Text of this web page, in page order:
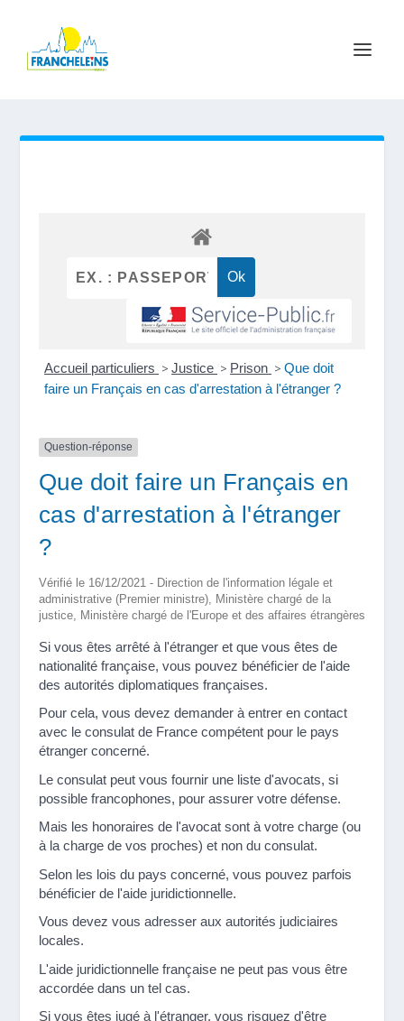
Accueil particuliers > Justice > Prison > Que doit
faire un Français en cas d'arrestation à l'étranger ?
Question-réponse
Que doit faire un Français en
cas d'arrestation à l'étranger
?
Vérifié le 16/12/2021 - Direction de l'information légale et
administrative (Premier ministre), Ministère chargé de la
justice, Ministère chargé de l'Europe et des affaires étrangères
Si vous êtes arrêté à l'étranger et que vous êtes de
nationalité française, vous pouvez bénéficier de l'aide
des autorités diplomatiques françaises.
Pour cela, vous devez demander à entrer en contact
avec le consulat de France compétent pour le pays
étranger concerné.
Le consulat peut vous fournir une liste d'avocats, si
possible francophones, pour assurer votre défense.
Mais les honoraires de l'avocat sont à votre charge (ou
à la charge de vos proches) et non du consulat.
Selon les lois du pays concerné, vous pouvez parfois
bénéficier de l'aide juridictionnelle.
Vous devez vous adresser aux autorités judiciaires
locales.
L'aide juridictionnelle française ne peut pas vous être
accordée dans un tel cas.
Si vous êtes jugé à l'étranger, vous risquez d'être